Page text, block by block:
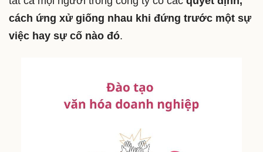
cách ứng xử giống nhau khi đứng trước một sự
việc hay sự cố nào đó.